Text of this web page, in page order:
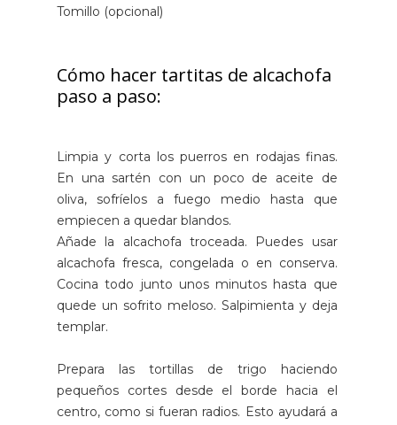
Tomillo (opcional)
Cómo hacer tartitas de alcachofa
paso a paso:
Limpia y corta los puerros en rodajas finas.
En una sartén con un poco de aceite de
oliva, sofríelos a fuego medio hasta que
empiecen a quedar blandos.
Añade la alcachofa troceada. Puedes usar
alcachofa fresca, congelada o en conserva.
Cocina todo junto unos minutos hasta que
quede un sofrito meloso. Salpimienta y deja
templar.
Prepara las tortillas de trigo haciendo
pequeños cortes desde el borde hacia el
centro, como si fueran radios. Esto ayudará a